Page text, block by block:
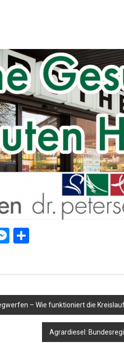
Messenger
– Wie funktioniert die
Agrardiesel: